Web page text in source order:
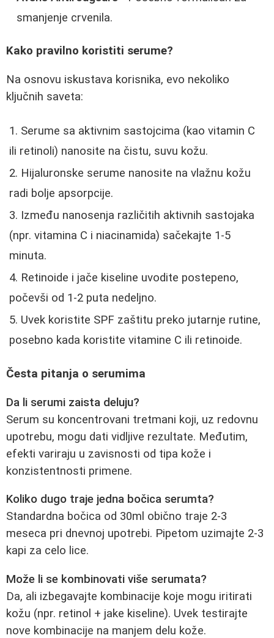
smanjenje crvenila.
Kako pravilno koristiti serume?
Na osnovu iskustava korisnika, evo nekoliko
ključnih saveta:
Serume sa aktivnim sastojcima (kao vitamin C
ili retinoli) nanosite na čistu, suvu kožu.
Hijaluronske serume nanosite na vlažnu kožu
radi bolje apsorpcije.
Između nanosenja različitih aktivnih sastojaka
(npr. vitamina C i niacinamida) sačekajte 1-5
minuta.
Retinoide i jače kiseline uvodite postepeno,
počevši od 1-2 puta nedeljno.
Uvek koristite SPF zaštitu preko jutarnje rutine,
posebno kada koristite vitamine C ili retinoide.
Česta pitanja o serumima
Da li serumi zaista deluju?
Serum su koncentrovani tretmani koji, uz redovnu
upotrebu, mogu dati vidljive rezultate. Međutim,
efekti variraju u zavisnosti od tipa kože i
konzistentnosti primene.
Koliko dugo traje jedna bočica serumta?
Standardna bočica od 30ml obično traje 2-3
meseca pri dnevnoj upotrebi. Pipetom uzimajte 2-3
kapi za celo lice.
Može li se kombinovati više serumata?
Da, ali izbegavajte kombinacije koje mogu iritirati
kožu (npr. retinol + jake kiseline). Uvek testirajte
nove kombinacije na manjem delu kože.